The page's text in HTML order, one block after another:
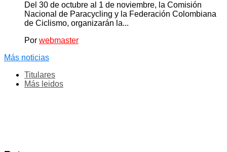
Del 30 de octubre al 1 de noviembre, la Comisión
Nacional de Paracycling y la Federación Colombiana
de Ciclismo, organizarán la...
Por webmaster
Más noticias
Titulares
Más leidos